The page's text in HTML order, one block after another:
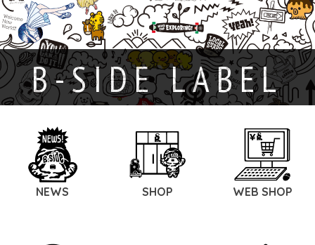
B-SIDE LABEL
NEWS SHOP WEB SHOP